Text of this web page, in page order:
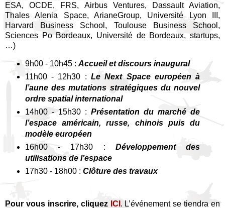
ESA, OCDE, FRS, Airbus Ventures, Dassault Aviation,
Thales Alenia Space, ArianeGroup, Université Lyon III,
Harvard Business School, Toulouse Business School,
Sciences Po Bordeaux, Université de Bordeaux, startups,
…)
9h00 - 10h45 :Accueil et discours inaugural
11h00 - 12h30 : Le Next Space européen à
l’aune des mutations stratégiques du nouvel
ordre spatial international
14h00 - 15h30 :Présentation du marché de
l’espace américain, russe, chinois puis du
modèle européen
16h00 - 17h30 :Développement des
utilisations de l’espace
17h30 - 18h00 : Clôture des travaux
Pour vous inscrire, cliquez ICI . L’événement se tiendra en